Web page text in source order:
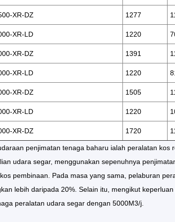
XR-DZ 1277
XR-LD 1220
XR-DZ 1391
XR-LD 1220
XR-DZ 1505
XR-LD 1220
XR-DZ 1720
penjimatan tenaga baharu ialah peralatan
udara segar, menggunakan sepenuhnya
pembinaan. Pada masa yang sama, pelaburan
lebih daripada 20%. Selain itu, mengikut
peralatan udara segar dengan 5000M3/j.